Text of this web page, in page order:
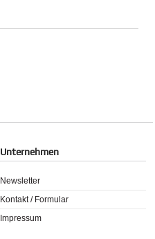
Unternehmen
Newsletter
Kontakt / Formular
Impressum